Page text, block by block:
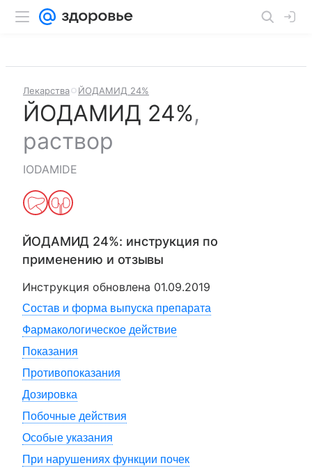
Лекарства ЙОДАМИД 24%
ЙОДАМИД 24%,
раствор
IODAMIDE
ЙОДАМИД 24%: инструкция по
применению и отзывы
Инструкция обновлена 01.09.2019
Состав и форма выпуска препарата
Фармакологическое действие
Показания
Противопоказания
Дозировка
Побочные действия
Особые указания
При нарушениях функции почек